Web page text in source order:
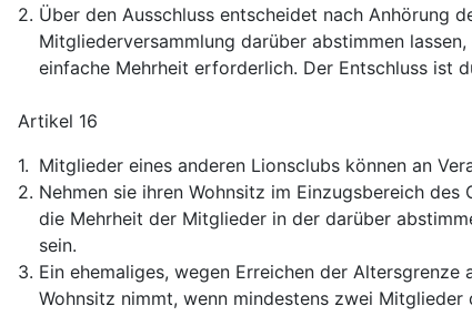
2. Über den Ausschluss entscheidet nach Anhörung
Mitgliederversammlung darüber abstimmen
einfache Mehrheit erforderlich. Der Entschluss ist
Artikel 16
1. Mitglieder eines anderen Lionsclubs können an
2. Nehmen sie ihren Wohnsitz im Einzugsbereich
die Mehrheit der Mitglieder in der darüber
sein.
3. Ein ehemaliges, wegen Erreichen der
Wohnsitz nimmt, wenn mindestens zwei